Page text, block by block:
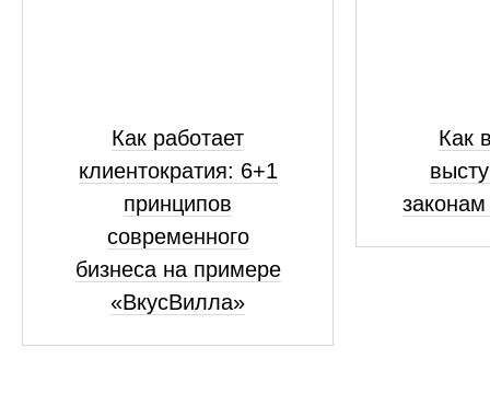
Как работает
клиентократия: 6+1
принципов
современного
бизнеса на примере
«ВкусВилла»
Как